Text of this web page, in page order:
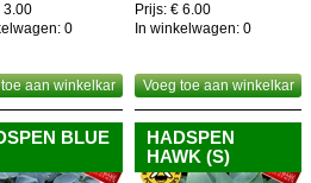
3.00
0
aan winkelkar
Prijs: € 6.00
In winkelwagen: 0
Voeg toe aan winkelkar
BLUE
HADSPEN
HAWK (S)